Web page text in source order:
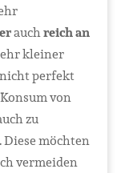
auchreich an
kleiner
perfekt
von
zu
möchten
vermeiden